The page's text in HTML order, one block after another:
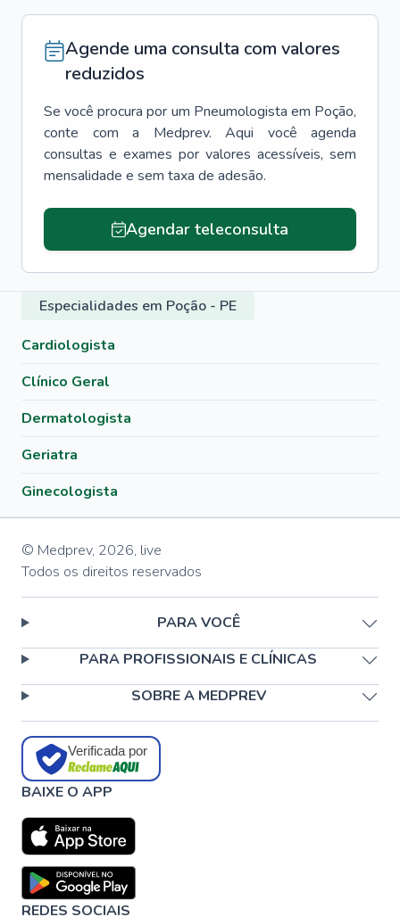
Agende uma consulta com valores
reduzidos
Se você procura por um Pneumologista em Poção,
conte com a Medprev. Aqui você agenda
consultas e exames por valores acessíveis, sem
mensalidade e sem taxa de adesão.
Agendar teleconsulta
Especialidades em Poção - PE
Cardiologista
Clínico Geral
Dermatologista
Geriatra
Ginecologista
© Medprev, 2026, live
Todos os direitos reservados
PARA VOCÊ
PARA PROFISSIONAIS E CLÍNICAS
SOBRE A MEDPREV
Verificada por
BAIXE O APP
REDES SOCIAIS